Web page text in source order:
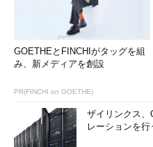
GOETHEとFINCHIがタッグを組
み、新メディアを創設
PR(FINCHI on GOETHE)
ザイリンクス、
レーションを